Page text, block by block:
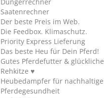
Düngerrechner
Saatenrechner
Der beste Preis im Web.
Die Feedbox. Klimaschutz.
Priority Express Lieferung
Das beste Heu für Dein Pferd!
Gutes Pferdefutter & glückliche
Rehkitze ♥
Heubedampfer für nachhaltige
Pferdegesundheit